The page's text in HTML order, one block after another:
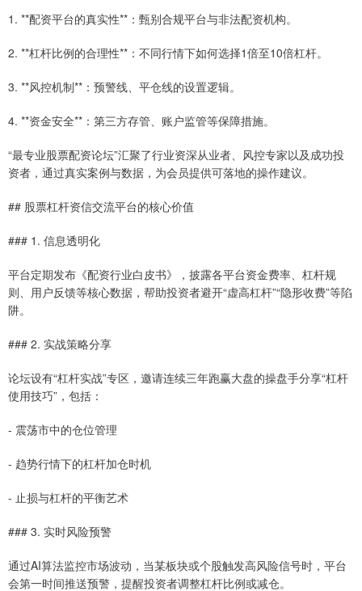
1. **配资平台的真实性**：甄别合规平台与非法配资机构。
2. **杠杆比例的合理性**：不同行情下如何选择1倍至10倍杠杆。
3. **风控机制**：预警线、平仓线的设置逻辑。
4. **资金安全**：第三方存管、账户监管等保障措施。
“最专业股票配资论坛”汇聚了行业资深从业者、风控专家以及成功投
资者，通过真实案例与数据，为会员提供可落地的操作建议。
## 股票杠杆资信交流平台的核心价值
### 1. 信息透明化
平台定期发布《配资行业白皮书》，披露各平台资金费率、杠杆规
则、用户反馈等核心数据，帮助投资者避开“虚高杠杆”“隐形收费”等陷
阱。
### 2. 实战策略分享
论坛设有“杠杆实战”专区，邀请连续三年跑赢大盘的操盘手分享“杠杆
使用技巧”，包括：
- 震荡市中的仓位管理
- 趋势行情下的杠杆加仓时机
- 止损与杠杆的平衡艺术
### 3. 实时风险预警
通过AI算法监控市场波动，当某板块或个股触发高风险信号时，平台
会第一时间推送预警，提醒投资者调整杠杆比例或减仓。